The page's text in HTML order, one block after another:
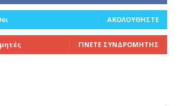
ΑΚΟΛΟΥΘΉΣΤΕ
ΓΊΝΕΤΕ ΣΥΝΔΡΟΜΗΤΉΣ